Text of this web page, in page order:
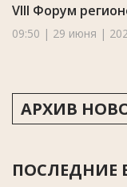
VIII Форум
09:50 | 29 июня |
АРХИВ
ПОСЛЕДНИЕ